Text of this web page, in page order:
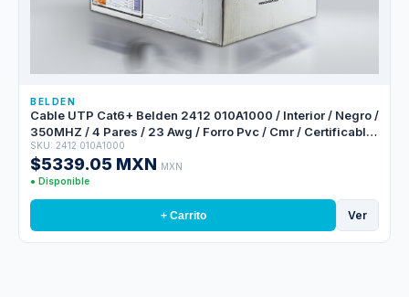
BELDEN
Cable UTP Cat6+ Belden 2412 010A1000 / Interior / Negro /
350MHZ / 4 Pares / 23 Awg / Forro Pvc / Cmr / Certificable
/ Bobina En Caja / 1,000 Pies 305 Metros
SKU: 2412 010A1000
$5339.05 MXN MXN
● Disponible
+ Carrito Ver